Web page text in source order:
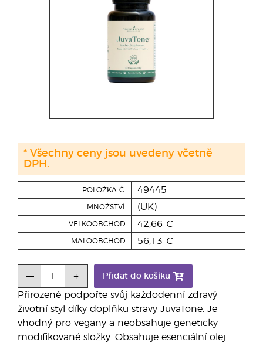
Přirozeně podpořte svůj každodenní zdravý
životní styl díky doplňku stravy JuvaTone. Je
vhodný pro vegany a neobsahuje geneticky
modifikované složky. Obsahuje esenciální olej
POLOŽKA Č. 49445
MNOŽSTVÍ (UK)
VELKOOBCHOD 42,66 €
MALOOBCHOD 56,13 €
Přidat do košíku
* Všechny ceny jsou uvedeny včetně
DPH.